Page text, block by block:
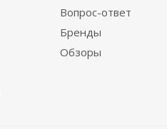
Вопрос-ответ
Бренды
Обзоры